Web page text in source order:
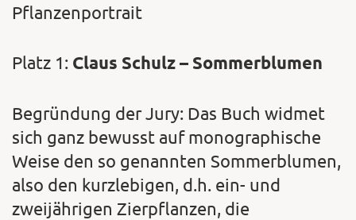
Pflanzenportrait
Platz 1: Claus Schulz – Sommerblumen
Begründung der Jury: Das Buch widmet
sich ganz bewusst auf monographische
Weise den so genannten Sommerblumen,
also den kurzlebigen, d.h. ein- und
zweijährigen Zierpflanzen, die